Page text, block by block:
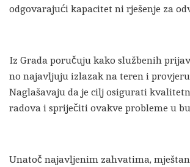
odgovarajući kapacitet ni rješenje za
Iz Grada poručuju kako službenih
no najavljuju izlazak na teren i
Naglašavaju da je cilj osigurati
radova i spriječiti ovakve probleme u
Unatoč najavljenim zahvatima,